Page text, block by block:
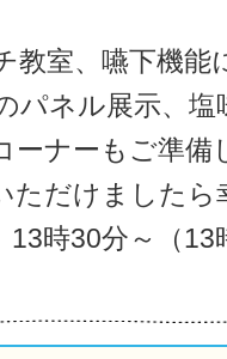
教室、嚥下機能
パネル展示、塩
ーナーもご準備
ただけましたら
時30分～（13